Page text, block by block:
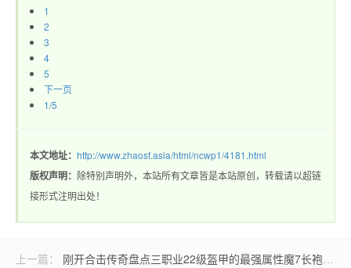
1
2
3
4
5
下一页
1/5
本文地址： http://www.zhaosf.asia/html/ncwp1/4181.html
版权声明： 除特别声明外，本站所有文章皆是本站原创，转载请以超链
接形式注明出处！
上一篇： 刚开合击传奇盘点三职业22级盔甲的最强属性魔7长袍不是最强